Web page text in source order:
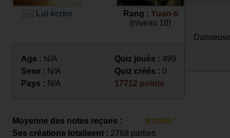
Lui écrire Rang : Yuan-ti
(niveau 18)
Age : N/A
Sexe : N/A
Pays : N/A
Quiz joués : 499
Quiz créés : 0
17712 points
Moyenne des notes reçues :
Ses créations totalisent : 2768 parties